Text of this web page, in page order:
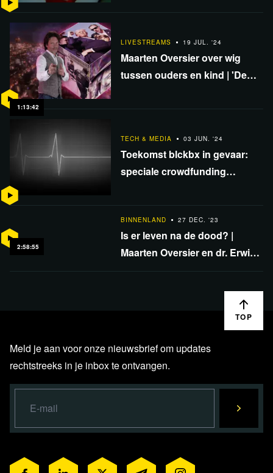
1:13:42
LIVESTREAMS 19 JUL. '24
Maarten Oversier over wig
tussen ouders en kind | 'De
TECH & MEDIA 03 JUN. '24
Toekomst blckbx in gevaar:
speciale crowdfunding
2:58:55
BINNENLAND 27 DEC. '23
Is er leven na de dood? |
Maarten Oversier en dr. Erwin
TOP
Meld je aan voor onze nieuwsbrief om updates
rechtstreeks in je inbox te ontvangen.